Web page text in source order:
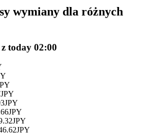
traderów
zysków i prowizjami z kopiowania
wymiany dla różnych
today 02:00
JPY
JPY
JPY
JPY
JPY